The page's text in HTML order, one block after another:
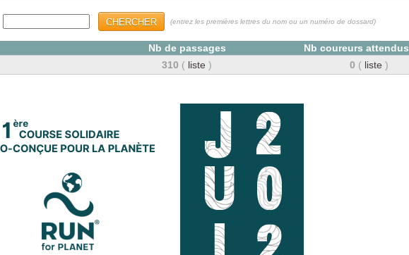
CHERCHER (entrez les premières lettres du nom ou un numéro de dossard)
Nb de passages
Nb coureurs attendus
310 ( liste ) 0 ( liste )